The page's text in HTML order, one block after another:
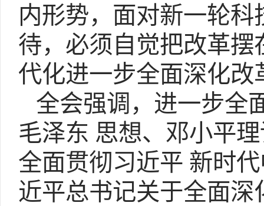
内形势，面对新一轮
待，必须自觉把改革
代化进一步全面深化
全会强调，进一步全
毛泽东 思想、邓小平
全面贯彻习近平 新时
近平总书记关于全面